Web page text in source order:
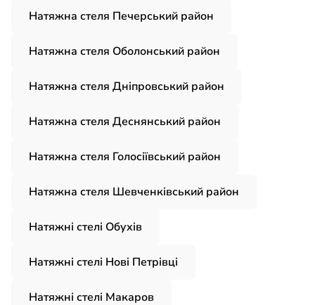
Натяжна стеля Печерський район
Натяжна стеля Оболонський район
Натяжна стеля Дніпровський район
Натяжна стеля Деснянський район
Натяжна стеля Голосіївський район
Натяжна стеля Шевченківський район
Натяжні стелі Обухів
Натяжні стелі Нові Петрівці
Натяжні стелі Макаров